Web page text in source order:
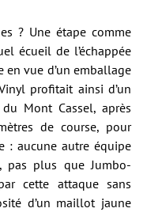
? Une étape comme
écueil de l’échappée
en vue d’un emballage
profitait ainsi d’un
Mont Cassel, après
de course, pour
: aucune autre équipe
pas plus que Jumbo-
cette attaque sans
d’un maillot jaune